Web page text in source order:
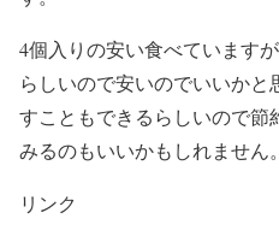
4個入りの安い食べています
らしいので安いのでいいか
すこともできるらしいので節
みるのもいいかもしれません。
リンク